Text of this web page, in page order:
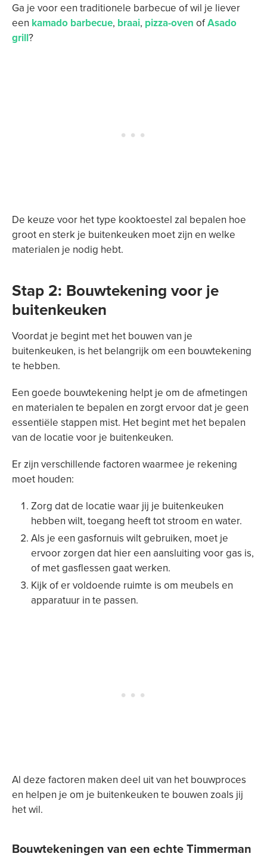
Ga je voor een traditionele barbecue of wil je liever
een kamado barbecue, braai, pizza-oven ofAsado
grill?
De keuze voor het type kooktoestel zal bepalen hoe
groot en sterk je buitenkeuken moet zijn en welke
materialen je nodig hebt.
Stap 2: Bouwtekening voor je
buitenkeuken
Voordat je begint met het bouwen van je
buitenkeuken, is het belangrijk om een bouwtekening
te hebben.
Een goede bouwtekening helpt je om de afmetingen
en materialen te bepalen en zorgt ervoor dat je geen
essentiële stappen mist. Het begint met het bepalen
van de locatie voor je buitenkeuken.
Er zijn verschillende factoren waarmee je rekening
moet houden:
Zorg dat de locatie waar jij je buitenkeuken
hebben wilt, toegang heeft tot stroom en water.
Als je een gasfornuis wilt gebruiken, moet je
ervoor zorgen dat hier een aansluiting voor gas is,
of met gasflessen gaat werken.
Kijk of er voldoende ruimte is om meubels en
apparatuur in te passen.
Al deze factoren maken deel uit van het bouwproces
en helpen je om je buitenkeuken te bouwen zoals jij
het wil.
Bouwtekeningen van een echte Timmerman